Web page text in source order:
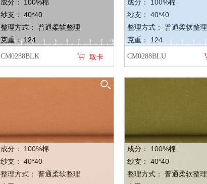
成分： 100%棉
纱支： 40*40
整理方式： 普通柔软整理
克重： 124
CM0288BLK 取卡
成分： 100%棉
纱支： 40*40
整理方式： 普通柔软整理
克重： 124
CM0288BLU
成分： 100%棉
纱支： 40*40
整理方式： 普通柔软整理
成分： 100%棉
纱支： 40*40
整理方式： 普通柔软整理